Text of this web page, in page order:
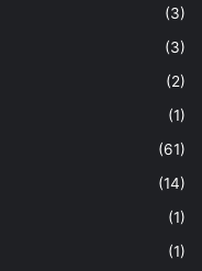
(3)
(3)
(2)
(1)
(61)
(14)
(1)
(1)